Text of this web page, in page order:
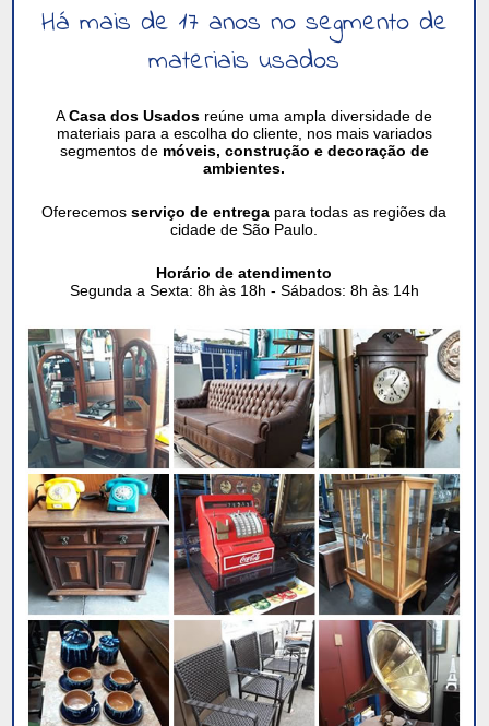
Há mais de 17 anos no segmento de
materiais usados
ACasa dos Usados reúne uma ampla diversidade de
materiais para a escolha do cliente, nos mais variados
segmentos de móveis, construção e decoração de
ambientes.
Oferecemosserviço de entrega para todas as regiões da
cidade de São Paulo.
Horário de atendimento
Segunda a Sexta: 8h às 18h - Sábados: 8h às 14h